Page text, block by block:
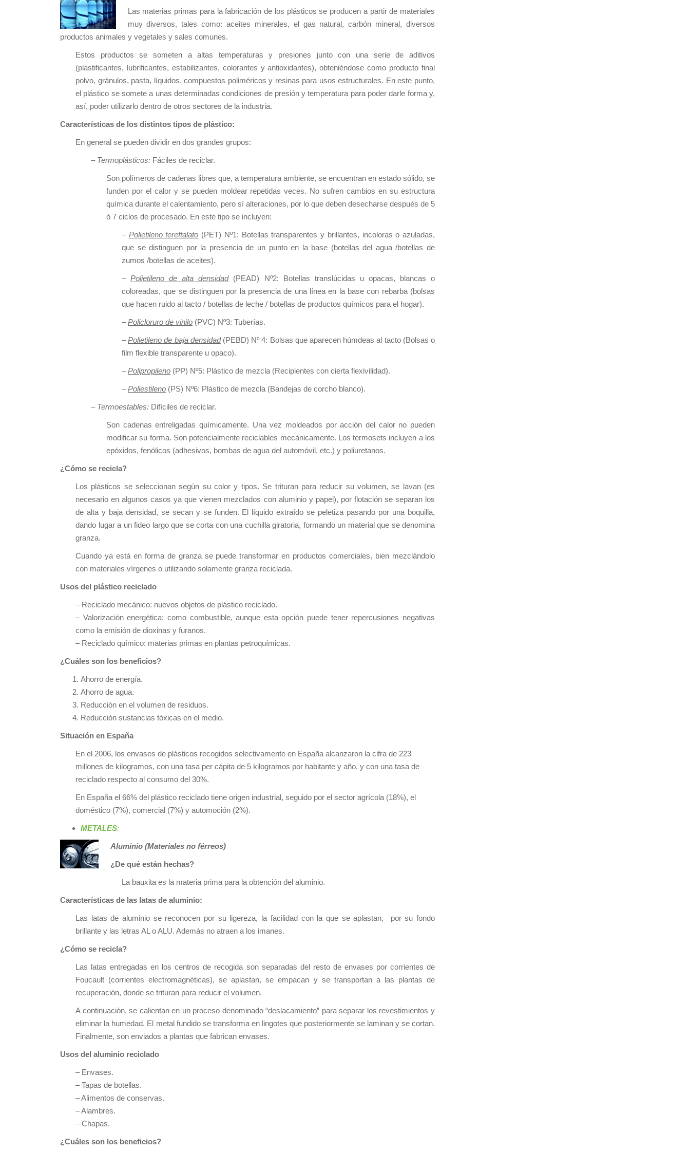
Las materias primas para la fabricación de los plásticos se producen a partir de materiales
muy diversos, tales como: aceites minerales, el gas natural, carbón mineral, diversos
productos animales y vegetales y sales comunes.
Estos productos se someten a altas temperaturas y presiones junto con una serie de aditivos
(plastificantes, lubrificantes, estabilizantes, colorantes y antioxidantes), obteniéndose como producto final
polvo, gránulos, pasta, líquidos, compuestos poliméricos y resinas para usos estructurales. En este punto,
el plástico se somete a unas determinadas condiciones de presión y temperatura para poder darle forma y,
así, poder utilizarlo dentro de otros sectores de la industria.
Características de los distintos tipos de plástico:
En general se pueden dividir en dos grandes grupos:
– Termoplásticos: Fáciles de reciclar.
Son polímeros de cadenas libres que, a temperatura ambiente, se encuentran en estado sólido, se
funden por el calor y se pueden moldear repetidas veces. No sufren cambios en su estructura
química durante el calentamiento, pero sí alteraciones, por lo que deben desecharse después de 5
ó 7 ciclos de procesado. En este tipo se incluyen:
– Polietileno tereftalato (PET) Nº1: Botellas transparentes y brillantes, incoloras o azuladas,
que se distinguen por la presencia de un punto en la base (botellas del agua /botellas de
zumos /botellas de aceites).
–Polietileno de alta densidad(PEAD) Nº2: Botellas translúcidas u opacas, blancas o
coloreadas, que se distinguen por la presencia de una línea en la base con rebarba (bolsas
que hacen ruido al tacto / botellas de leche / botellas de productos químicos para el hogar).
–Policloruro de vinilo (PVC) Nº3: Tuberías.
–Polietileno de baja densidad(PEBD) Nº 4: Bolsas que aparecen húmdeas al tacto (Bolsas o
film flexible transparente u opaco).
–Polipropileno (PP) Nº5: Plástico de mezcla (Recipientes con cierta flexivilidad).
–Poliestileno (PS) Nº6: Plástico de mezcla (Bandejas de corcho blanco).
– Termoestables: Difíciles de reciclar.
Son cadenas entreligadas químicamente. Una vez moldeados por acción del calor no pueden
modificar su forma. Son potencialmente reciclables mecánicamente. Los termosets incluyen a los
epóxidos, fenólicos (adhesivos, bombas de agua del automóvil, etc.) y poliuretanos.
¿Cómo se recicla?
Los plásticos se seleccionan según su color y tipos. Se trituran para reducir su volumen, se lavan (es
necesario en algunos casos ya que vienen mezclados con aluminio y papel), por flotación se separan los
de alta y baja densidad, se secan y se funden. El líquido extraído se peletiza pasando por una boquilla,
dando lugar a un fideo largo que se corta con una cuchilla giratoria, formando un material que se denomina
granza.
Cuando ya está en forma de granza se puede transformar en productos comerciales, bien mezclándolo
con materiales vírgenes o utilizando solamente granza reciclada.
Usos del plástico reciclado
– Reciclado mecánico: nuevos objetos de plástico reciclado.
– Valorización energética: como combustible, aunque esta opción puede tener repercusiones negativas
como la emisión de dioxinas y furanos.
– Reciclado químico: materias primas en plantas petroquímicas.
¿Cuáles son los beneficios?
Ahorro de energía.
Ahorro de agua.
Reducción en el volumen de residuos.
Reducción sustancias tóxicas en el medio.
Situación en España
En el 2006, los envases de plásticos recogidos selectivamente en España alcanzaron la cifra de 223
millones de kilogramos, con una tasa per cápita de 5 kilogramos por habitante y año, y con una tasa de
reciclado respecto al consumo del 30%.
En España el 66% del plástico reciclado tiene origen industrial, seguido por el sector agrícola (18%), el
doméstico (7%), comercial (7%) y automoción (2%).
METALES:
Aluminio (Materiales no férreos)
¿De qué están hechas?
La bauxita es la materia prima para la obtención del aluminio.
Características de las latas de aluminio:
Las latas de aluminio se reconocen por su ligereza, la facilidad con la que se aplastan, por su fondo
brillante y las letras AL o ALU. Además no atraen a los imanes.
¿Cómo se recicla?
Las latas entregadas en los centros de recogida son separadas del resto de envases por corrientes de
Foucault (corrientes electromagnéticas), se aplastan, se empacan y se transportan a las plantas de
recuperación, donde se trituran para reducir el volumen.
A continuación, se calientan en un proceso denominado “deslacamiento” para separar los revestimientos y
eliminar la humedad. El metal fundido se transforma en lingotes que posteriormente se laminan y se cortan.
Finalmente, son enviados a plantas que fabrican envases.
Usos del aluminio reciclado
– Envases.
– Tapas de botellas.
– Alimentos de conservas.
– Alambres.
– Chapas.
¿Cuáles son los beneficios?